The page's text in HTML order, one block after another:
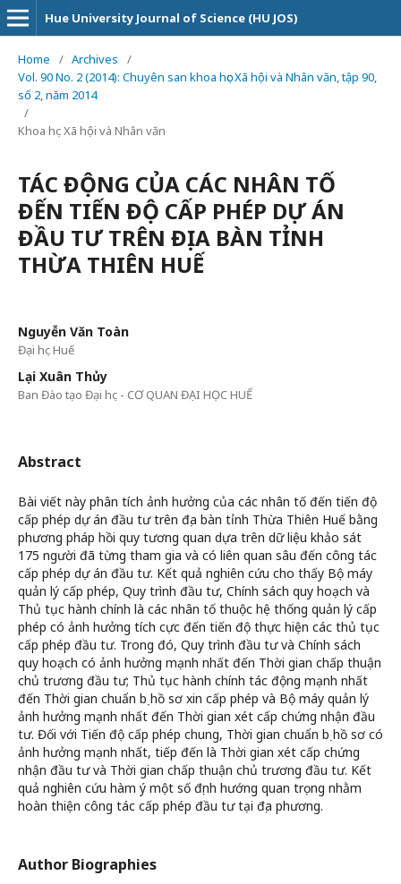
Hue University Journal of Science (HU JOS)
Home / Archives
/
Vol. 90 No. 2 (2014): Chuyên san khoa học Xã hội và Nhân văn, tập 90,
số 2, năm 2014
/
Khoa học Xã hội và Nhân văn
TÁC ĐỘNG CỦA CÁC NHÂN TỐ
ĐẾN TIẾN ĐỘ CẤP PHÉP DỰ ÁN
ĐẦU TƯ TRÊN ĐỊA BÀN TỈNH
THỪA THIÊN HUẾ
Nguyễn Văn Toàn
Đại học Huế
Lại Xuân Thủy
Ban Đào tạo Đại học - CƠ QUAN ĐẠI HỌC HUẾ
Abstract
Bài viết này phân tích ảnh hưởng của các nhân tố đến tiến độ
cấp phép dự án đầu tư trên địa bàn tỉnh Thừa Thiên Huế bằng
phương pháp hồi quy tương quan dựa trên dữ liệu khảo sát
175 người đã từng tham gia và có liên quan sâu đến công tác
cấp phép dự án đầu tư. Kết quả nghiên cứu cho thấy Bộ máy
quản lý cấp phép, Quy trình đầu tư, Chính sách quy hoạch và
Thủ tục hành chính là các nhân tố thuộc hệ thống quản lý cấp
phép có ảnh hưởng tích cực đến tiến độ thực hiện các thủ tục
cấp phép đầu tư. Trong đó, Quy trình đầu tư và Chính sách
quy hoạch có ảnh hưởng mạnh nhất đến Thời gian chấp thuận
chủ trương đầu tư; Thủ tục hành chính tác động mạnh nhất
đến Thời gian chuẩn bị hồ sơ xin cấp phép và Bộ máy quản lý
ảnh hưởng mạnh nhất đến Thời gian xét cấp chứng nhận đầu
tư. Đối với Tiến độ cấp phép chung, Thời gian chuẩn bị hồ sơ có
ảnh hưởng mạnh nhất, tiếp đến là Thời gian xét cấp chứng
nhận đầu tư và Thời gian chấp thuận chủ trương đầu tư. Kết
quả nghiên cứu hàm ý một số định hướng quan trọng nhằm
hoàn thiện công tác cấp phép đầu tư tại địa phương.
Author Biographies